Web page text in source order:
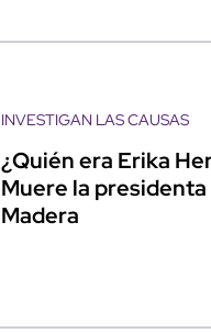
INVESTIGAN LAS CAUSAS
¿Quién era Erika
Muere la presidenta
Madera